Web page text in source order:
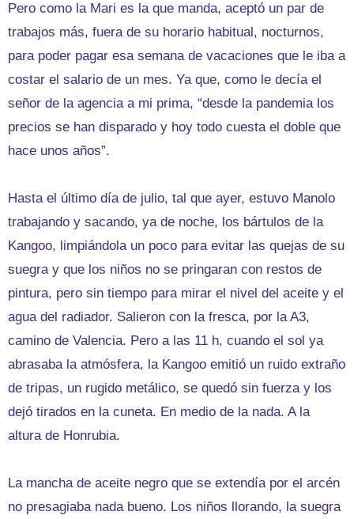
Pero como la Mari es la que manda, aceptó un par de
trabajos más, fuera de su horario habitual, nocturnos,
para poder pagar esa semana de vacaciones que le iba a
costar el salario de un mes. Ya que, como le decía el
señor de la agencia a mi prima, “desde la pandemia los
precios se han disparado y hoy todo cuesta el doble que
hace unos años”.
Hasta el último día de julio, tal que ayer, estuvo Manolo
trabajando y sacando, ya de noche, los bártulos de la
Kangoo, limpiándola un poco para evitar las quejas de su
suegra y que los niños no se pringaran con restos de
pintura, pero sin tiempo para mirar el nivel del aceite y el
agua del radiador. Salieron con la fresca, por la A3,
camino de Valencia. Pero a las 11 h, cuando el sol ya
abrasaba la atmósfera, la Kangoo emitió un ruido extraño
de tripas, un rugido metálico, se quedó sin fuerza y los
dejó tirados en la cuneta. En medio de la nada. A la
altura de Honrubia.
La mancha de aceite negro que se extendía por el arcén
no presagiaba nada bueno. Los niños llorando, la suegra